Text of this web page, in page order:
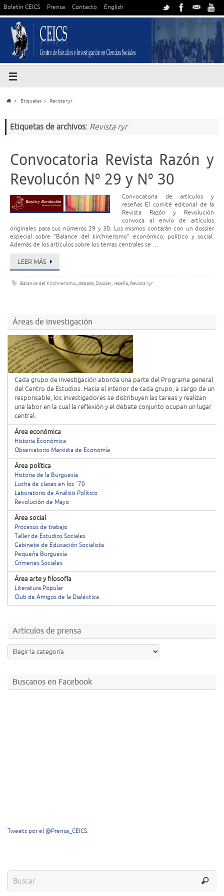
Boletín CEICS Prensa Contacto English
Etiquetas Revista ryr
Etiquetas de archivos: Revista ryr
Convocatoria Revista Razón y
Revolucón Nº 29 y Nº 30
Convocatoria de artículos y
reseñas El comité editorial de la
Revista Razón y Revolución
convoca al envío de artículos
originales para sus números 29 y 30. Los mismos contarán con un dossier
especial sobre “Balance del kirchnerismo” económico, político y social.
Además de los artículos sobre los temas centrales se …
LEER MÁS
Balance del Kirchnerismo,debate, Dossier, reseña, Revista ryr
Áreas de investigación
Cada grupo de investigación aborda una parte del Programa general
del Centro de Estudios. Hacia el interior de cada grupo, a cargo de un
responsable, los investigadores se distribuyen las tareas y realizan
una labor en la cual la reflexión y el debate conjunto ocupan un lugar
central.
Área económica
Historia Económica
Observatorio Marxista de Economía
Área política
Historia de la Burguesía
Lucha de clases en los ´70
Laboratorio de Análisis Político
Revolución de Mayo
Área social
Procesos de trabajo
Taller de Estudios Sociales
Gabinete de Educación Socialista
Pequeña Burguesía
Crímenes Sociales
Área arte y filosofía
Literatura Popular
Club de Amigos de la Dialéctica
Artículos de prensa
Buscanos en Facebook
Tweets por el @Prensa_CEICS.